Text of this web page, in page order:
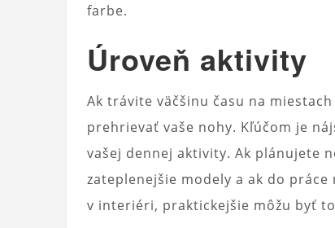
farbe.
Úroveň aktivity
Ak trávite väčšinu času na
prehrievať vaše nohy. Kľúčom je
vašej dennej aktivity. Ak plánujete
zateplenejšie modely a ak do
v interiéri, praktickejšie môžu byť